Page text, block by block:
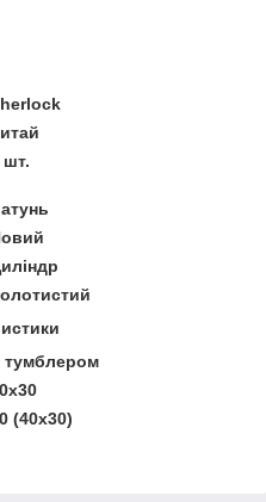
шт.
тумблером
(40х30)